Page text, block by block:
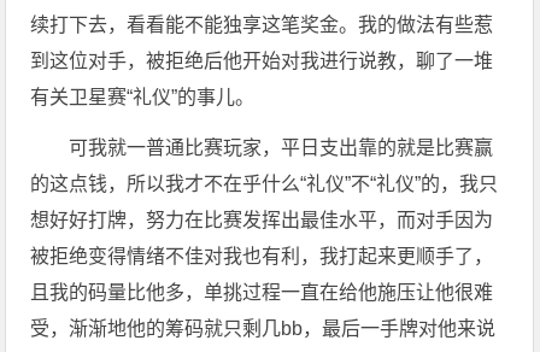
续打下去，看看能不能独享这笔奖金。我的做法有些惹
到这位对手，被拒绝后他开始对我进行说教，聊了一堆
有关卫星赛“礼仪”的事儿。
可我就一普通比赛玩家，平日支出靠的就是比赛赢
的这点钱，所以我才不在乎什么“礼仪”不“礼仪”的，我只
想好好打牌，努力在比赛发挥出最佳水平，而对手因为
被拒绝变得情绪不佳对我也有利，我打起来更顺手了，
且我的码量比他多，单挑过程一直在给他施压让他很难
受，渐渐地他的筹码就只剩几bb，最后一手牌对他来说